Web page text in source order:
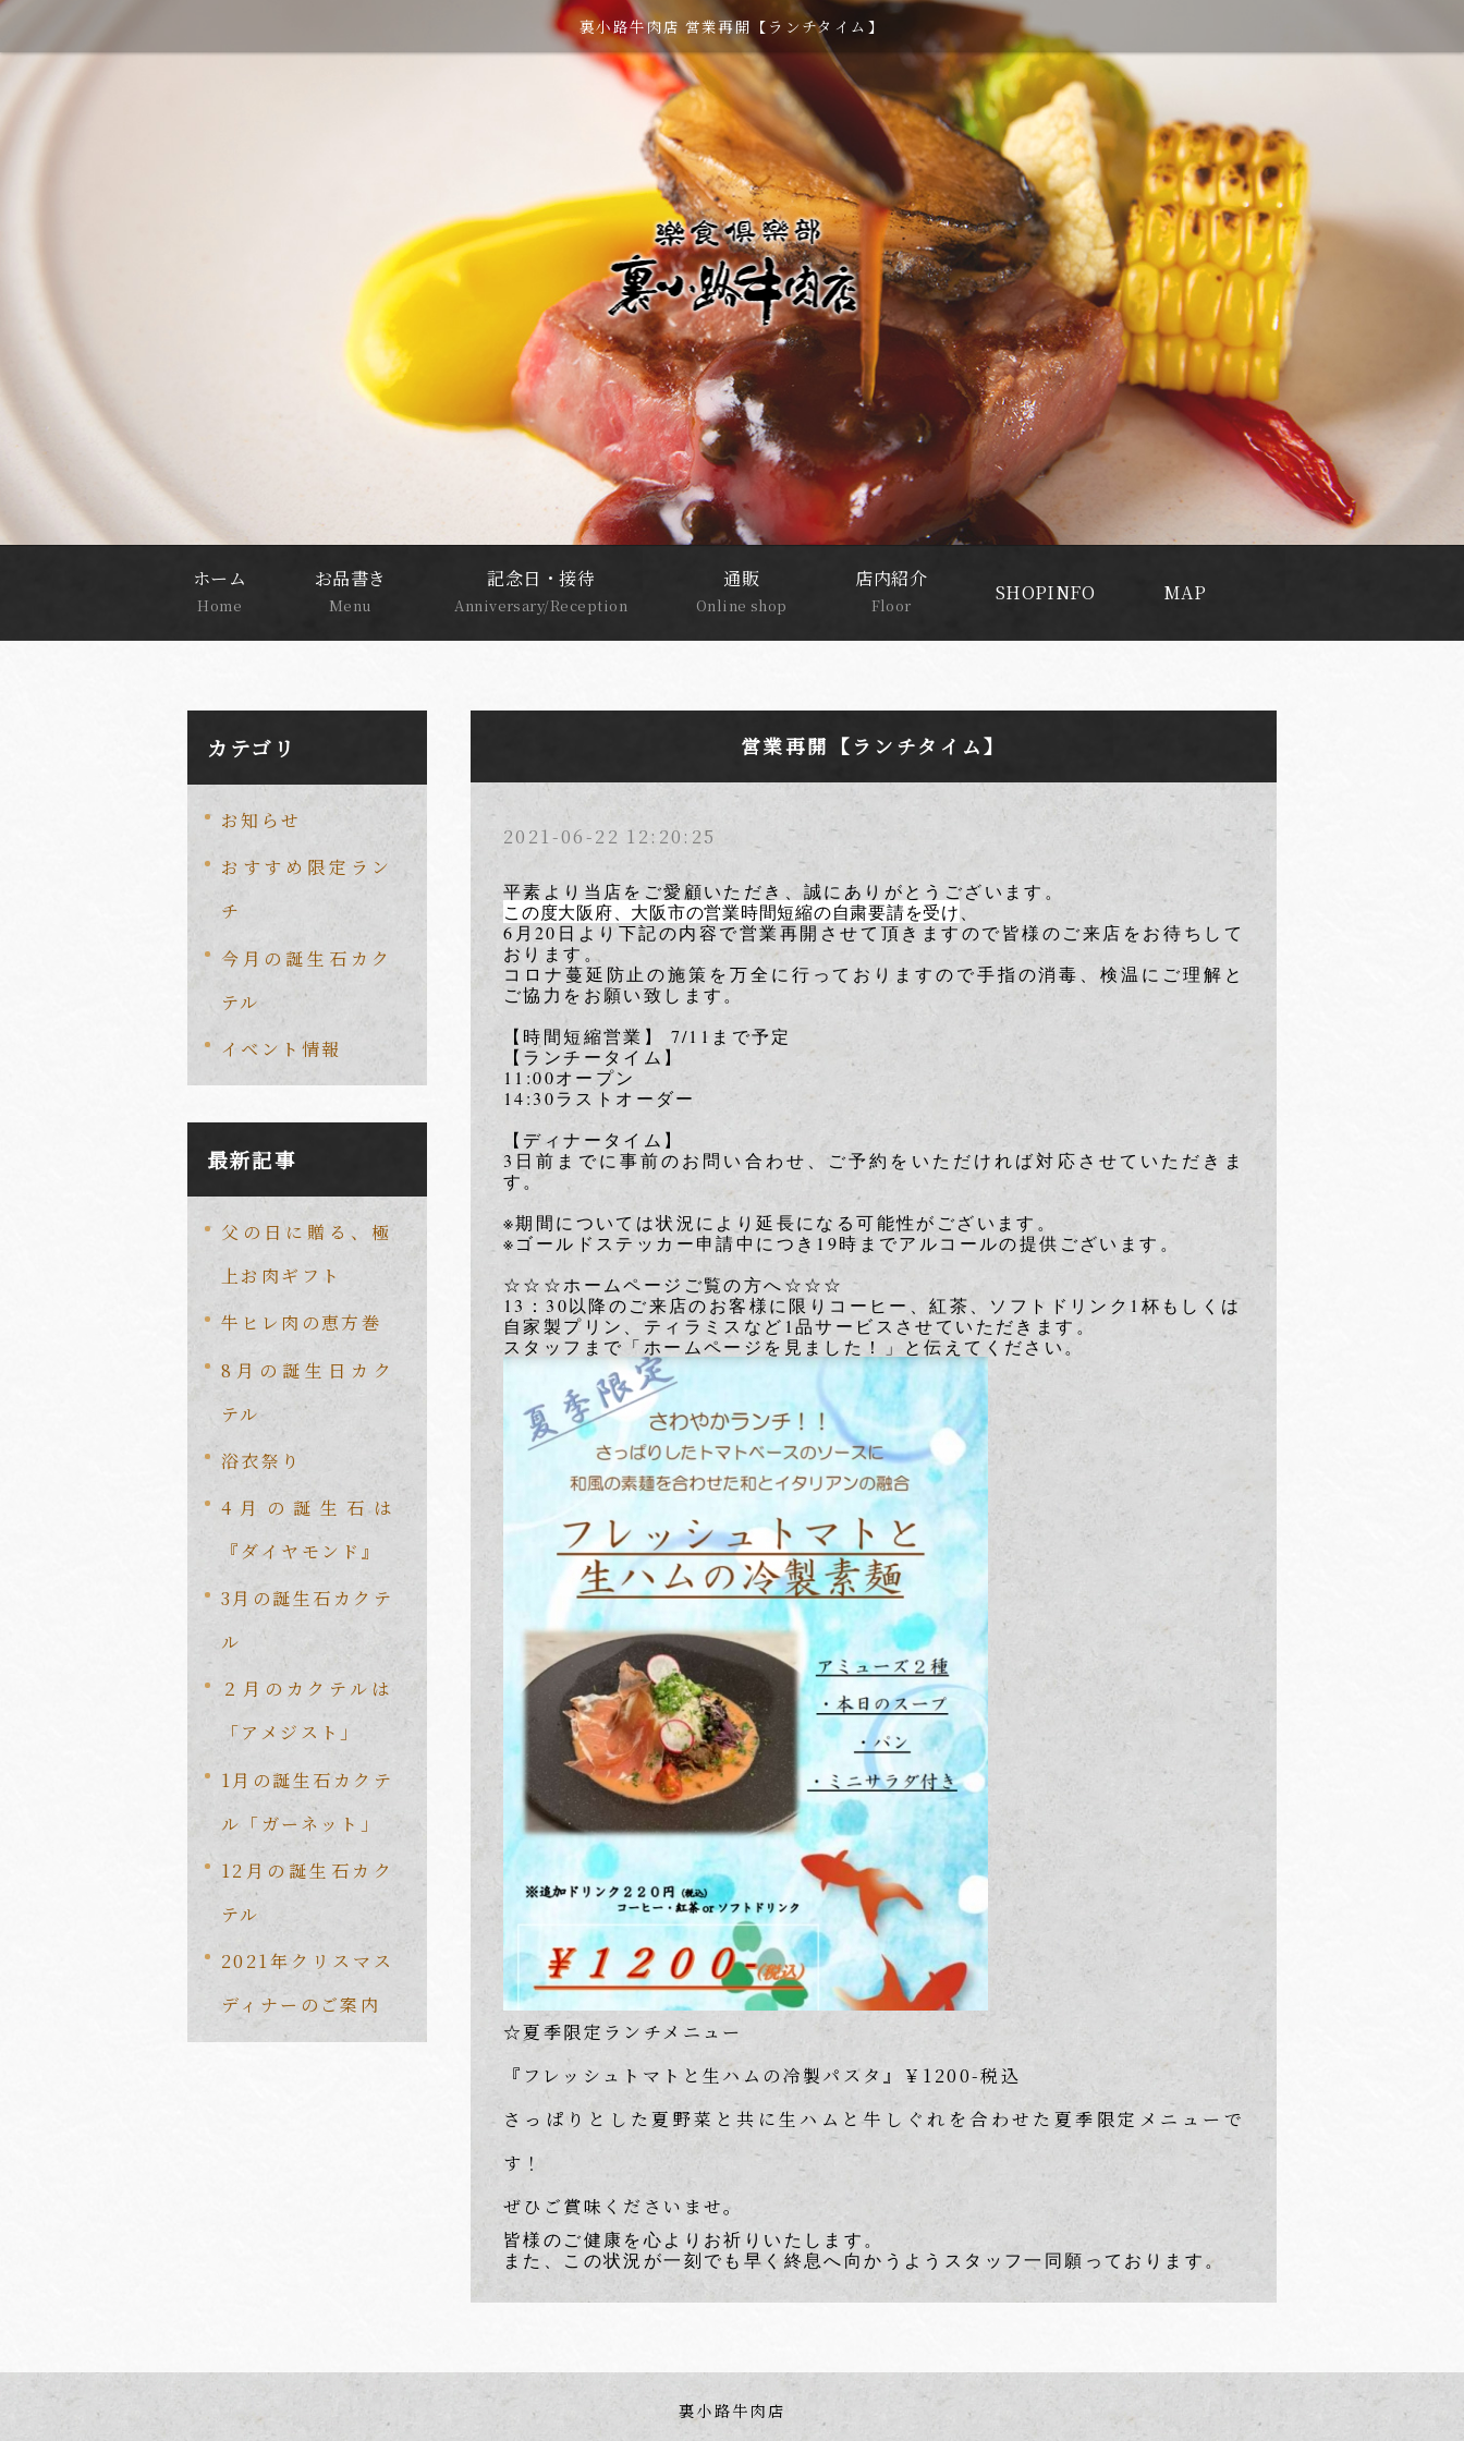
裏小路牛肉店 営業再開【ランチタイム】
ホーム
Home
お品書き
Menu
記念日・接待
Anniversary/Reception
通販
Online shop
店内紹介
Floor
SHOPINFO MAP
カテゴリ
お知らせ
おすすめ限定ラン
チ
今月の誕生石カク
テル
イベント情報
最新記事
父の日に贈る、極
上お肉ギフト
牛ヒレ肉の恵方巻
8月の誕生日カク
テル
浴衣祭り
4月の誕生石は
『ダイヤモンド』
3月の誕生石カクテ
ル
２月のカクテルは
「アメジスト」
1月の誕生石カクテ
ル「ガーネット」
12月の誕生石カク
テル
2021年クリスマス
ディナーのご案内
営業再開【ランチタイム】
2021-06-22 12:20:25
平素より当店をご愛顧いただき、誠にありがとうございます。
この度大阪府、大阪市の営業時間短縮の自粛要請を受け、
6月20日より下記の内容で営業再開させて頂きますので皆様のご来店をお待ちして
おります。
コロナ蔓延防止の施策を万全に行っておりますので手指の消毒、検温にご理解と
ご協力をお願い致します。
【時間短縮営業】 7/11まで予定
【ランチータイム】
11:00オープン
14:30ラストオーダー
【ディナータイム】
3日前までに事前のお問い合わせ、ご予約をいただければ対応させていただきま
す。
※期間については状況により延長になる可能性がございます。
※ゴールドステッカー申請中につき19時までアルコールの提供ございます。
☆☆☆ホームページご覧の方へ☆☆☆
13：30以降のご来店のお客様に限りコーヒー、紅茶、ソフトドリンク1杯もしくは
自家製プリン、ティラミスなど1品サービスさせていただきます。
スタッフまで「ホームページを見ました！」と伝えてください。
☆夏季限定ランチメニュー
『フレッシュトマトと生ハムの冷製パスタ』￥1200-税込
さっぱりとした夏野菜と共に生ハムと牛しぐれを合わせた夏季限定メニューで
す！
ぜひご賞味くださいませ。
皆様のご健康を心よりお祈りいたします。
また、この状況が一刻でも早く終息へ向かうようスタッフ一同願っております。
裏小路牛肉店